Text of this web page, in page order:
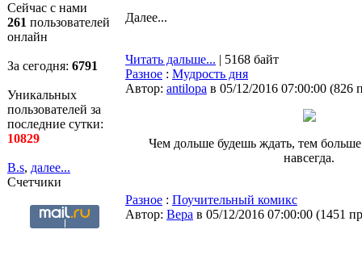
Сейчас с нами
261 пользователей
онлайн
За сегодня: 6791
Уникальных
пользователей за
последние сутки:
10829
B.s, далее...
Счетчики
Далее...
Читать дальше... | 5168 байт
Разное : Мудрость дня
Автор: antilopa в 05/12/2016 07:00:00 (826
Чем дольше будешь ждать, тем
навсегда.
Разное : Поучительный комикс
Автор: Bepa в 05/12/2016 07:00:00 (1451